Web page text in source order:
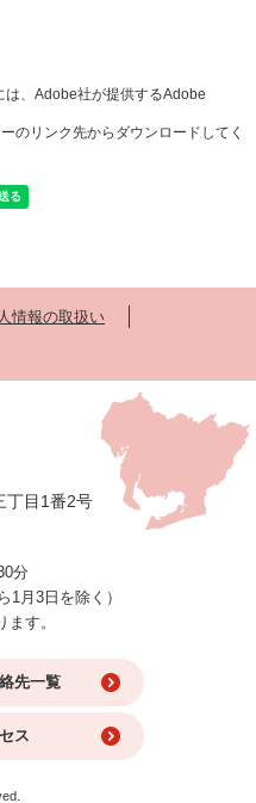
は、Adobe社が提供するAdobe
のリンク先からダウンロードしてく
情報の取扱い
丁目1番2号
分
1月3日を除く）
す。
先一覧
ス